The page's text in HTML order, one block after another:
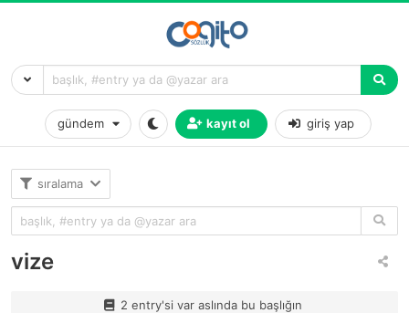
gündem kayıt ol giriş yap
sıralama
vize
2 entry'si var aslında bu başlığın